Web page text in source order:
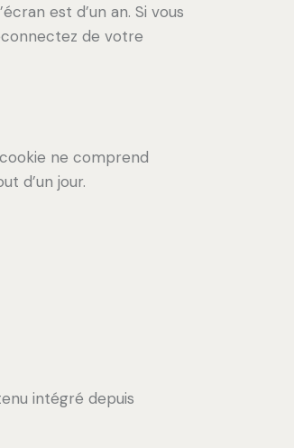
est d’un an. Si vous
de votre
ne comprend
d’un jour.
intégré depuis